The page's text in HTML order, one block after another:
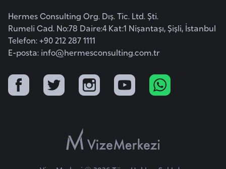
Hermes Consulting Org. Dış. Tic. Ltd. Şti.
Rumeli Cad. No:78 Daire:4 Kat:1 Nişantaşı, Şişli, İstanbul
Telefon: +90 212 287 1111
E-posta: info@hermesconsulting.com.tr
Ç
i
n
D
a